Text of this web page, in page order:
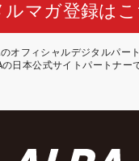
ルマガ登録は
オフィシャルデジタルパー
の日本公式サイトパートナー